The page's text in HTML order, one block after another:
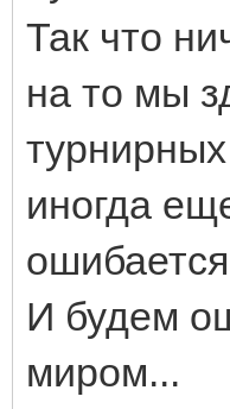
Так что
на то мы
иногда
И будем
миром...